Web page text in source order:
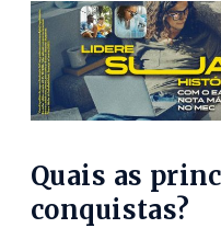
Quais as
conquistas?